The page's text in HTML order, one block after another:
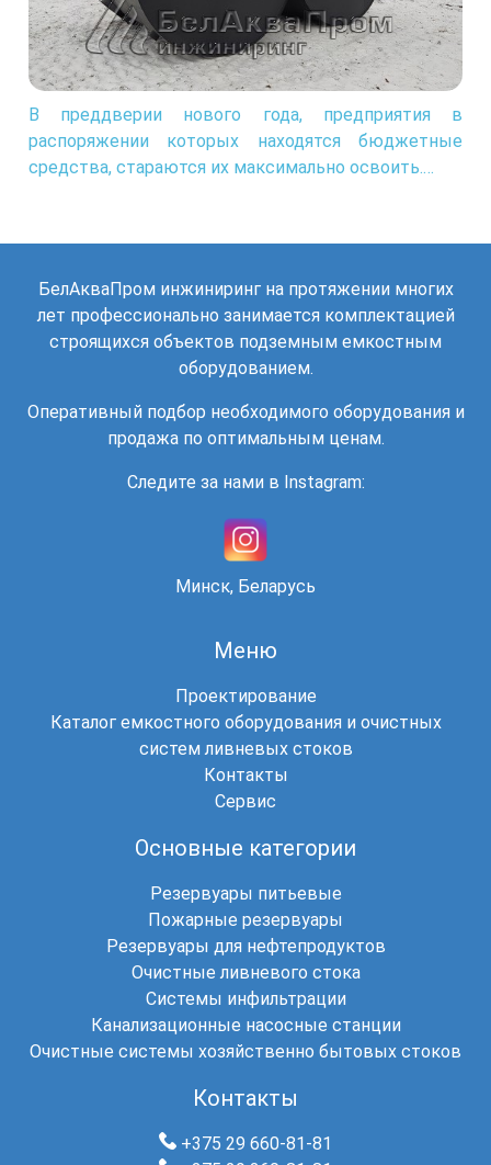
В преддверии нового года, предприятия в
распоряжении которых находятся бюджетные
средства, стараются их максимально освоить.…
БелАкваПром инжиниринг на протяжении многих
лет профессионально занимается комплектацией
строящихся объектов подземным емкостным
оборудованием.
Оперативный подбор необходимого оборудования и
продажа по оптимальным ценам.
Следите за нами в Instagram:
Минск, Беларусь
Меню
Проектирование
Каталог емкостного оборудования и очистных
систем ливневых стоков
Контакты
Сервис
Основные категории
Резервуары питьевые
Пожарные резервуары
Резервуары для нефтепродуктов
Очистные ливневого стока
Системы инфильтрации
Канализационные насосные станции
Очистные системы хозяйственно бытовых стоков
Контакты
+375 29 660-81-81